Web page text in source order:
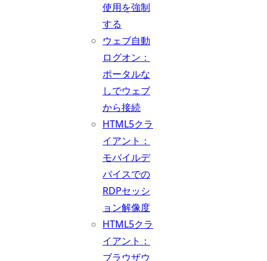
使用を強制
する
ウェブ自動
ログオン：
ポータルな
しでウェブ
から接続
HTML5クラ
イアント：
モバイルデ
バイスでの
RDPセッシ
ョン解像度
HTML5クラ
イアント：
ブラウザウ